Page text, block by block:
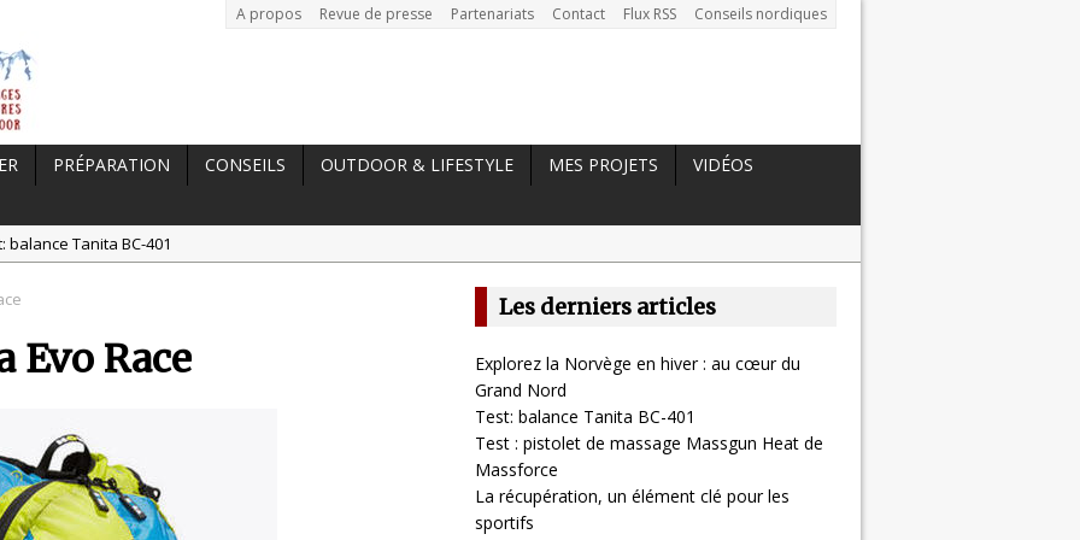
A propos Revue de presse Partenariats Contact Flux RSS Conseils nordiques
PRÉPARATION CONSEILS OUTDOOR & LIFESTYLE MES PROJETS
VIDÉOS
balance Tanita BC-401
randonnée, une pratique qui peut s’avérer risquée
Explorez la Norvège en hiver : au cœur du Grand Nord
Evo Race
Les derniers articles
Explorez la Norvège en hiver : au cœur du
Grand Nord
Test: balance Tanita BC-401
Test : pistolet de massage Massgun Heat de
Massforce
La récupération, un élément clé pour les
sportifs